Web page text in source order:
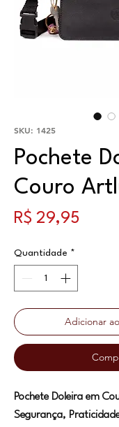
SKU: 1425
Pochete
Couro
R$ 29,95
Quantidade *
Adicionar
Pochete Doleira em
Segurança,